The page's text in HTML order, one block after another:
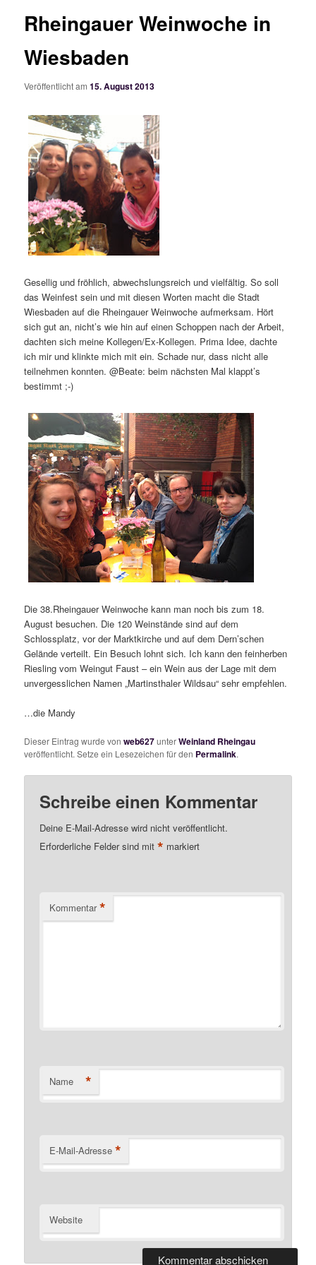
Rheingauer Weinwoche in
Wiesbaden
Veröffentlicht am15. August 2013
Gesellig und fröhlich, abwechslungsreich und vielfältig. So soll
das Weinfest sein und mit diesen Worten macht die Stadt
Wiesbaden auf die Rheingauer Weinwoche aufmerksam. Hört
sich gut an, nicht’s wie hin auf einen Schoppen nach der Arbeit,
dachten sich meine Kollegen/Ex-Kollegen. Prima Idee, dachte
ich mir und klinkte mich mit ein. Schade nur, dass nicht alle
teilnehmen konnten. @Beate: beim nächsten Mal klappt’s
bestimmt ;-)
Die 38.Rheingauer Weinwoche kann man noch bis zum 18.
August besuchen. Die 120 Weinstände sind auf dem
Schlossplatz, vor der Marktkirche und auf dem Dern’schen
Gelände verteilt. Ein Besuch lohnt sich. Ich kann den feinherben
Riesling vom Weingut Faust – ein Wein aus der Lage mit dem
unvergesslichen Namen „Martinsthaler Wildsau“ sehr empfehlen.
…die Mandy
Dieser Eintrag wurde vonweb627unterWeinland Rheingau
veröffentlicht. Setze ein Lesezeichen für den Permalink.
Schreibe einen Kommentar
Deine E-Mail-Adresse wird nicht veröffentlicht.
Erforderliche Felder sind mit* markiert
Kommentar *
Name *
E-Mail-Adresse *
Website